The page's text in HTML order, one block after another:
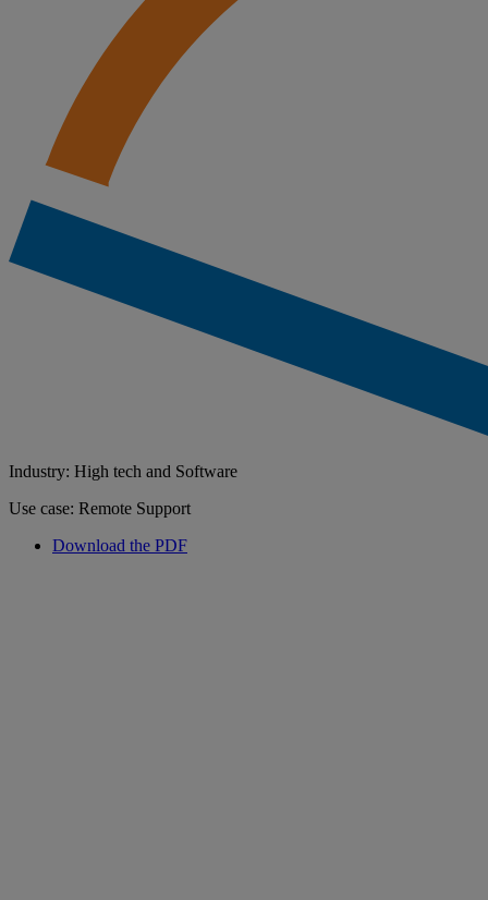
Industry: High tech and Software
Use case: Remote Support
Download the PDF